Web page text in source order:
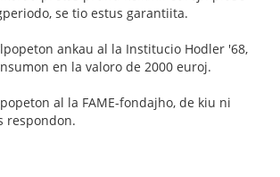
se tio estus garantiita.
ankau al la Institucio Hodler '68,
en la valoro de 2000 euroj.
al la FAME-fondajho, de kiu ni
respondon.